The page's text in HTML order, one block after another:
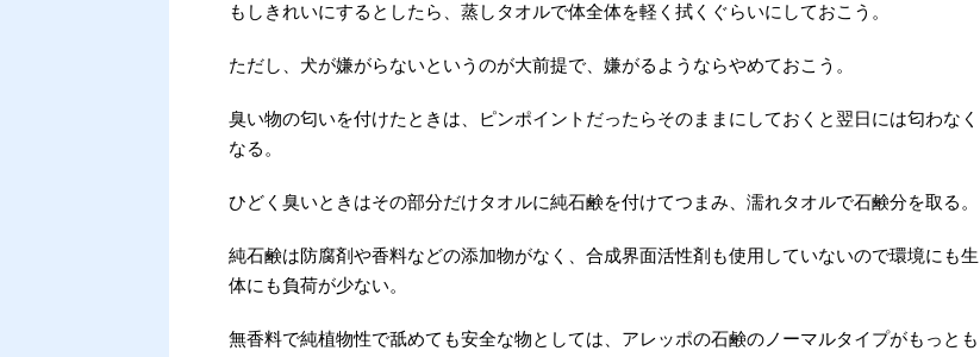
もしきれいにするとしたら、蒸しタオルで体全体を軽く拭くぐらいにしておこう。
ただし、犬が嫌がらないというのが大前提で、嫌がるようならやめておこう。
臭い物の匂いを付けたときは、ピンポイントだったらそのままにしておくと翌日には匂わなく
なる。
ひどく臭いときはその部分だけタオルに純石鹸を付けてつまみ、濡れタオルで石鹸分を取る。
純石鹸は防腐剤や香料などの添加物がなく、合成界面活性剤も使用していないので環境にも生
体にも負荷が少ない。
無香料で純植物性で舐めても安全な物としては、アレッポの石鹸のノーマルタイプがもっとも